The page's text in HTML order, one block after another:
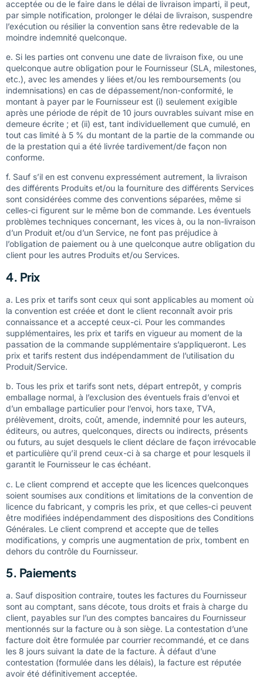
acceptée ou de le faire dans le délai de livraison imparti, il peut,
par simple notification, prolonger le délai de livraison, suspendre
l’exécution ou résilier la convention sans être redevable de la
moindre indemnité quelconque.
e. Si les parties ont convenu une date de livraison fixe, ou une
quelconque autre obligation pour le Fournisseur (SLA, milestones,
etc.), avec les amendes y liées et/ou les remboursements (ou
indemnisations) en cas de dépassement/non-conformité, le
montant à payer par le Fournisseur est (i) seulement exigible
après une période de répit de 10 jours ouvrables suivant mise en
demeure écrite ; et (ii) est, tant individuellement que cumulé, en
tout cas limité à 5 % du montant de la partie de la commande ou
de la prestation qui a été livrée tardivement/de façon non
conforme.
f. Sauf s’il en est convenu expressément autrement, la livraison
des différents Produits et/ou la fourniture des différents Services
sont considérées comme des conventions séparées, même si
celles-ci figurent sur le même bon de commande. Les éventuels
problèmes techniques concernant, les vices à, ou la non-livraison
d’un Produit et/ou d’un Service, ne font pas préjudice à
l’obligation de paiement ou à une quelconque autre obligation du
client pour les autres Produits et/ou Services.
4. Prix
a. Les prix et tarifs sont ceux qui sont applicables au moment où
la convention est créée et dont le client reconnaît avoir pris
connaissance et a accepté ceux-ci. Pour les commandes
supplémentaires, les prix et tarifs en vigueur au moment de la
passation de la commande supplémentaire s’appliqueront. Les
prix et tarifs restent dus indépendamment de l’utilisation du
Produit/Service.
b. Tous les prix et tarifs sont nets, départ entrepôt, y compris
emballage normal, à l’exclusion des éventuels frais d’envoi et
d’un emballage particulier pour l’envoi, hors taxe, TVA,
prélèvement, droits, coût, amende, indemnité pour les auteurs,
éditeurs, ou autres, quelconques, directs ou indirects, présents
ou futurs, au sujet desquels le client déclare de façon irrévocable
et particulière qu’il prend ceux-ci à sa charge et pour lesquels il
garantit le Fournisseur le cas échéant.
c. Le client comprend et accepte que les licences quelconques
soient soumises aux conditions et limitations de la convention de
licence du fabricant, y compris les prix, et que celles-ci peuvent
être modifiées indépendamment des dispositions des Conditions
Générales. Le client comprend et accepte que de telles
modifications, y compris une augmentation de prix, tombent en
dehors du contrôle du Fournisseur.
5. Paiements
a. Sauf disposition contraire, toutes les factures du Fournisseur
sont au comptant, sans décote, tous droits et frais à charge du
client, payables sur l’un des comptes bancaires du Fournisseur
mentionnés sur la facture ou à son siège. La contestation d’une
facture doit être formulée par courrier recommandé, et ce dans
les 8 jours suivant la date de la facture. À défaut d’une
contestation (formulée dans les délais), la facture est réputée
avoir été définitivement acceptée.